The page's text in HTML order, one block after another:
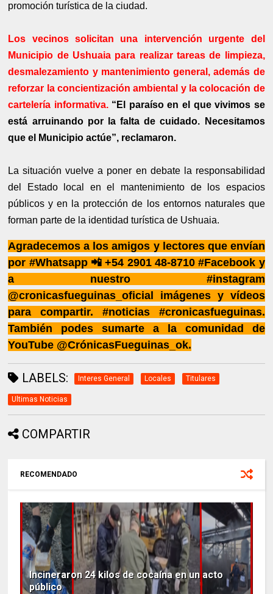
promoción turística de la ciudad.
Los vecinos solicitan una intervención urgente del
Municipio de Ushuaia para realizar tareas de limpieza,
desmalezamiento y mantenimiento general, además de
reforzar la concientización ambiental y la colocación de
cartelería informativa.“El paraíso en el que vivimos se
está arruinando por la falta de cuidado. Necesitamos
que el Municipio actúe”, reclamaron.
La situación vuelve a poner en debate la responsabilidad
del Estado local en el mantenimiento de los espacios
públicos y en la protección de los entornos naturales que
forman parte de la identidad turística de Ushuaia.
Agradecemos a los amigos y lectores que envían
por #Whatsapp 📲 +54 2901 48-8710 #Facebook y
a nuestro #instagram
@cronicasfueguinas_oficial imágenes y vídeos
para compartir. #noticias #cronicasfueguinas.
También podes sumarte a la comunidad de
YouTube @CrónicasFueguinas_ok.
LABELS: Interes General Locales Titulares
Ultimas Noticias
COMPARTIR
RECOMENDADO
Incineraron 24 kilos de cocaína en un acto
público